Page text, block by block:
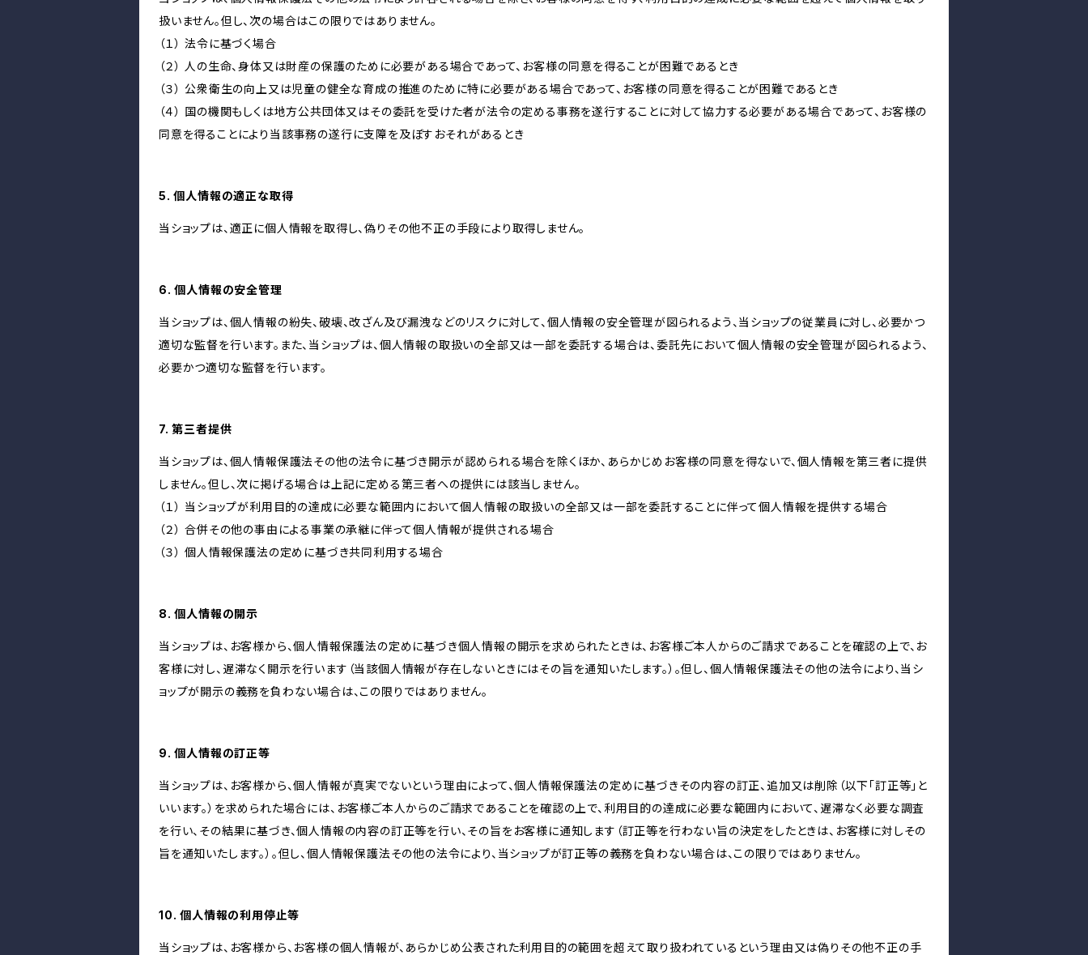
扱いません。但し、次の場合はこの限りではありません。
（１） 法令に基づく場合
（２） 人の生命、身体又は財産の保護のために必要がある場合であって、お客様の同意を得ることが困難であるとき
（３） 公衆衛生の向上又は児童の健全な育成の推進のために特に必要がある場合であって、お客様の同意を得ることが困難であるとき
（４） 国の機関もしくは地方公共団体又はその委託を受けた者が法令の定める事務を遂行することに対して協力する必要がある場合であって、お客様の
同意を得ることにより当該事務の遂行に支障を及ぼすおそれがあるとき
5. 個人情報の適正な取得
当ショップは、適正に個人情報を取得し、偽りその他不正の手段により取得しません。
6. 個人情報の安全管理
当ショップは、個人情報の紛失、破壊、改ざん及び漏洩などのリスクに対して、個人情報の安全管理が図られるよう、当ショップの従業員に対し、必要かつ
適切な監督を行います。また、当ショップは、個人情報の取扱いの全部又は一部を委託する場合は、委託先において個人情報の安全管理が図られるよう、
必要かつ適切な監督を行います。
7. 第三者提供
当ショップは、個人情報保護法その他の法令に基づき開示が認められる場合を除くほか、あらかじめお客様の同意を得ないで、個人情報を第三者に提供
しません。但し、次に掲げる場合は上記に定める第三者への提供には該当しません。
（１） 当ショップが利用目的の達成に必要な範囲内において個人情報の取扱いの全部又は一部を委託することに伴って個人情報を提供する場合
（２） 合併その他の事由による事業の承継に伴って個人情報が提供される場合
（３） 個人情報保護法の定めに基づき共同利用する場合
8. 個人情報の開示
当ショップは、お客様から、個人情報保護法の定めに基づき個人情報の開示を求められたときは、お客様ご本人からのご請求であることを確認の上で、お
客様に対し、遅滞なく開示を行います（当該個人情報が存在しないときにはその旨を通知いたします。）。但し、個人情報保護法その他の法令により、当シ
ョップが開示の義務を負わない場合は、この限りではありません。
9. 個人情報の訂正等
当ショップは、お客様から、個人情報が真実でないという理由によって、個人情報保護法の定めに基づきその内容の訂正、追加又は削除（以下「訂正等」と
いいます。）を求められた場合には、お客様ご本人からのご請求であることを確認の上で、利用目的の達成に必要な範囲内において、遅滞なく必要な調査
を行い、その結果に基づき、個人情報の内容の訂正等を行い、その旨をお客様に通知します（訂正等を行わない旨の決定をしたときは、お客様に対しその
旨を通知いたします。）。但し、個人情報保護法その他の法令により、当ショップが訂正等の義務を負わない場合は、この限りではありません。
10. 個人情報の利用停止等
当ショップは、お客様から、お客様の個人情報が、あらかじめ公表された利用目的の範囲を超えて取り扱われているという理由又は偽りその他不正の手